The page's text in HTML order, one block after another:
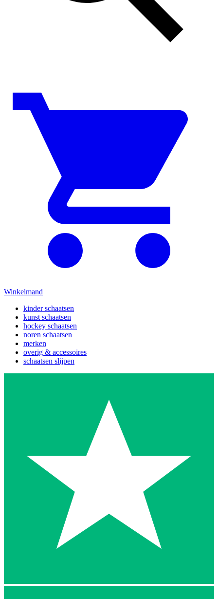
Winkelmand
kinder schaatsen
kunst schaatsen
hockey schaatsen
noren schaatsen
merken
overig & accessoires
schaatsen slijpen